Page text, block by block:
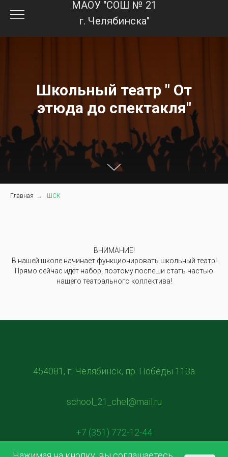
МАОУ "СОШ № 21
г. Челябинска"
Школьный театр " От
этюда до спектакля"
Главная → ШСК
ВНИМАНИЕ!
В нашей школе начинает функционировать школьный театр!
Прямо сейчас идёт набор, поэтому поспеши стать частью
нашего театрального коллектива!
454081, г. Челябинск, пр. Победы 113а
school_21_chel@mail.ru
+7 (351) 772-12-44